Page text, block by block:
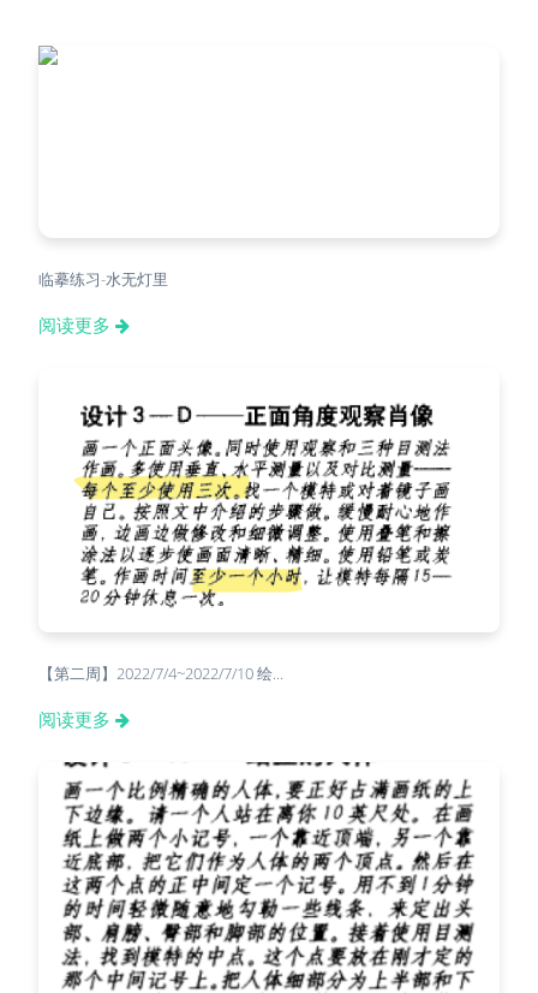
临摹练习-水无灯里
阅读更多
【第二周】2022/7/4~2022/7/10 绘...
阅读更多